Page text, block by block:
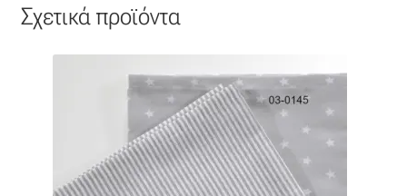
Οργάντζα μεταξωτή
Οργάντζα ντεβορέ
Οργάντζα τσαλακωτή
Σχετικά προϊόντα